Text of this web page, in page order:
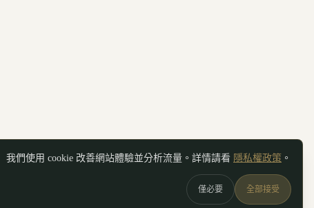
我們使用 cookie 改善網站體驗並分析流量。詳情請看 隱私權政策 。
僅必要 全部接受